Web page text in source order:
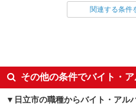
同じ雇用形態から小木津駅の求
未経験歓迎
車通勤OK
関連する条件
その他の条件でバイト・
日立市の職種からバイト・アル